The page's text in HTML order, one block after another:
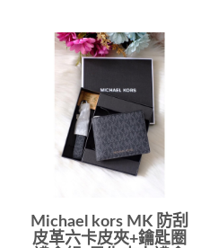
Michael kors MK 防刮
皮革六卡皮夾+鑰匙圈